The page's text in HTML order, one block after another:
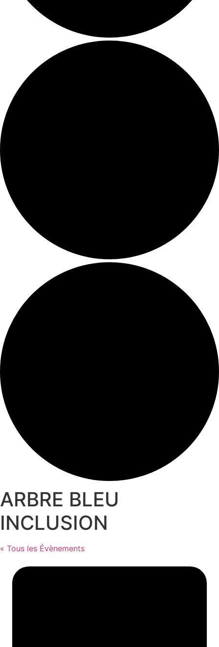
ARBRE BLEU
INCLUSION
« Tous les Évènements